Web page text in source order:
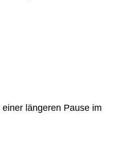
längeren Pause im